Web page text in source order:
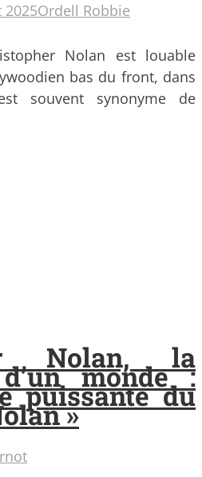
2025Ordell Robbie
Nolan est louable
bas du front, dans
souvent synonyme de
Nolan, la
monde :
puissante du
»